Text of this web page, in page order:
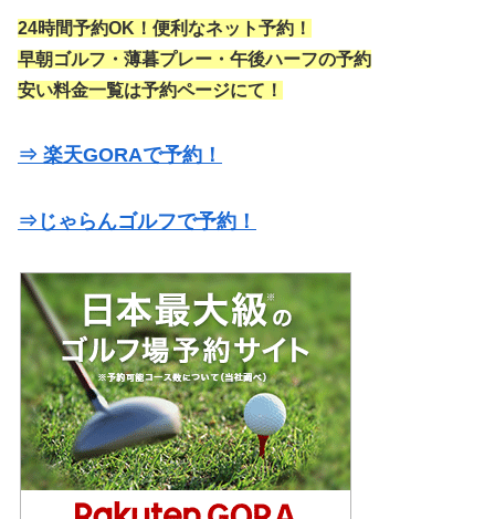
24時間予約OK！便利なネット予約！
早朝ゴルフ・薄暮プレー・午後ハーフの予約
安い料金一覧は予約ページにて！
⇒ 楽天GORAで予約！
⇒じゃらんゴルフで予約！